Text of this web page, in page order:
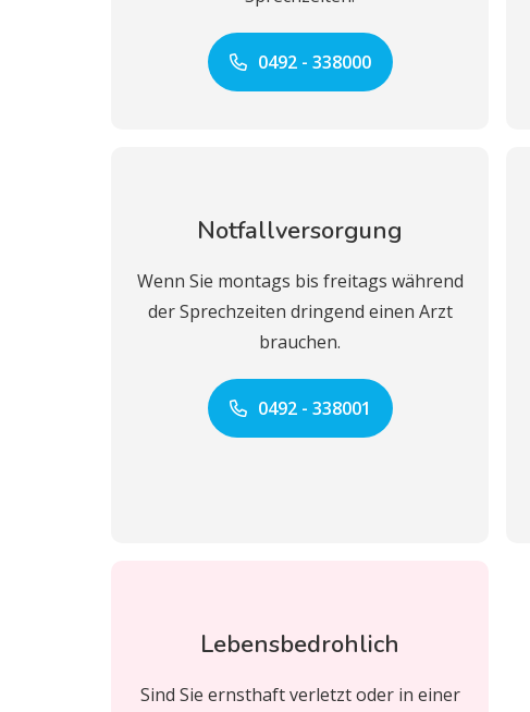
0492 - 338000
Notfallversorgung
Wenn Sie montags bis freitags während
der Sprechzeiten dringend einen Arzt
brauchen.
0492 - 338001
Lebensbedrohlich
Sind Sie ernsthaft verletzt oder in einer